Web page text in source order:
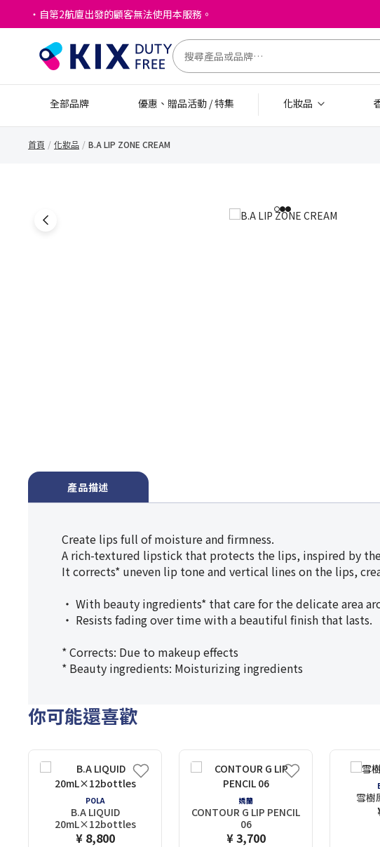
・自第2航廈出發的顧客無法使用本服務。
全部品牌 優惠、贈品活動 / 特集 化妝品
首頁 化妝品 B.A LIP ZONE CREAM
123
產品描述
Create lips full of moisture and firmness.
A rich-textured lipstick that protects the lips, inspired by
It corrects* uneven lip tone and vertical lines on the lips,
・ With beauty ingredients* that care for the delicate area
・ Resists fading over time with a beautiful finish that lasts.
* Corrects: Due to makeup effects
* Beauty ingredients: Moisturizing ingredients
你可能還喜歡
POLA
B.A LIQUID
20mL×12bottles
¥ 8,800
嬌蘭
CONTOUR G LIP PENCIL
06
¥ 3,700
雪樹